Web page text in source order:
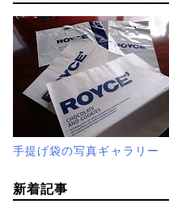
手提げ袋の写真ギャラリー
新着記事